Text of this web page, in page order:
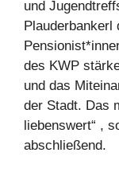
und
Plauderbankerl
des KWP
und das
der Stadt. Das
liebenswert“ ,
abschließend.